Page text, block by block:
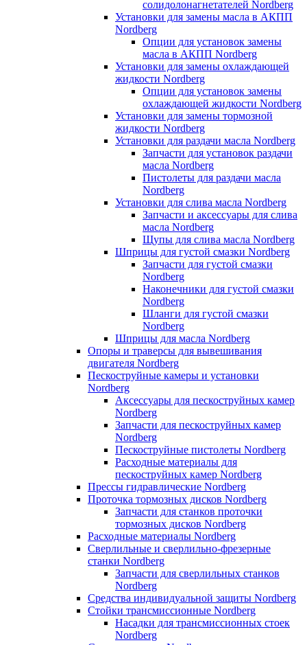
солидолонагнетателей Nordberg
Установки для замены масла в АКПП
Nordberg
Опции для установок замены
масла в АКПП Nordberg
Установки для замены охлаждающей
жидкости Nordberg
Опции для установок замены
охлаждающей жидкости Nordberg
Установки для замены тормозной
жидкости Nordberg
Установки для раздачи масла Nordberg
Запчасти для установок раздачи
масла Nordberg
Пистолеты для раздачи масла
Nordberg
Установки для слива масла Nordberg
Запчасти и аксессуары для слива
масла Nordberg
Щупы для слива масла Nordberg
Шприцы для густой смазки Nordberg
Запчасти для густой смазки
Nordberg
Наконечники для густой смазки
Nordberg
Шланги для густой смазки
Nordberg
Шприцы для масла Nordberg
Опоры и траверсы для вывешивания
двигателя Nordberg
Пескоструйные камеры и установки
Nordberg
Аксессуары для пескоструйных камер
Nordberg
Запчасти для пескоструйных камер
Nordberg
Пескоструйные пистолеты Nordberg
Расходные материалы для
пескоструйных камер Nordberg
Прессы гидравлические Nordberg
Проточка тормозных дисков Nordberg
Запчасти для станков проточки
тормозных дисков Nordberg
Расходные материалы Nordberg
Сверлильные и сверлильно-фрезерные
станки Nordberg
Запчасти для сверлильных станков
Nordberg
Средства индивидуальной защиты Nordberg
Стойки трансмиссионные Nordberg
Насадки для трансмиссионных стоек
Nordberg